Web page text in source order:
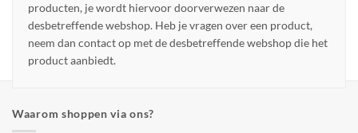
producten, je wordt hiervoor doorverwezen naar de
desbetreffende webshop. Heb je vragen over een product,
neem dan contact op met de desbetreffende webshop die het
product aanbiedt.
Waarom shoppen via ons?